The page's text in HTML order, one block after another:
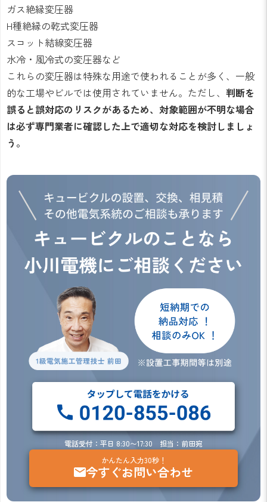
ガス絶縁変圧器
H種絶縁の乾式変圧器
スコット結線変圧器
水冷・風冷式の変圧器など
これらの変圧器は特殊な用途で使われることが多く、一般
的な工場やビルでは使用されていません。ただし、 判断を
誤ると誤対応のリスクがあるため、対象範囲が不明な場合
は必ず専門業者に確認した上で適切な対応を検討しましょ
う。
電話受付：平日 8:30〜17:30 担当：前田宛
かんたん入力30秒！
今すぐお問い合わせ